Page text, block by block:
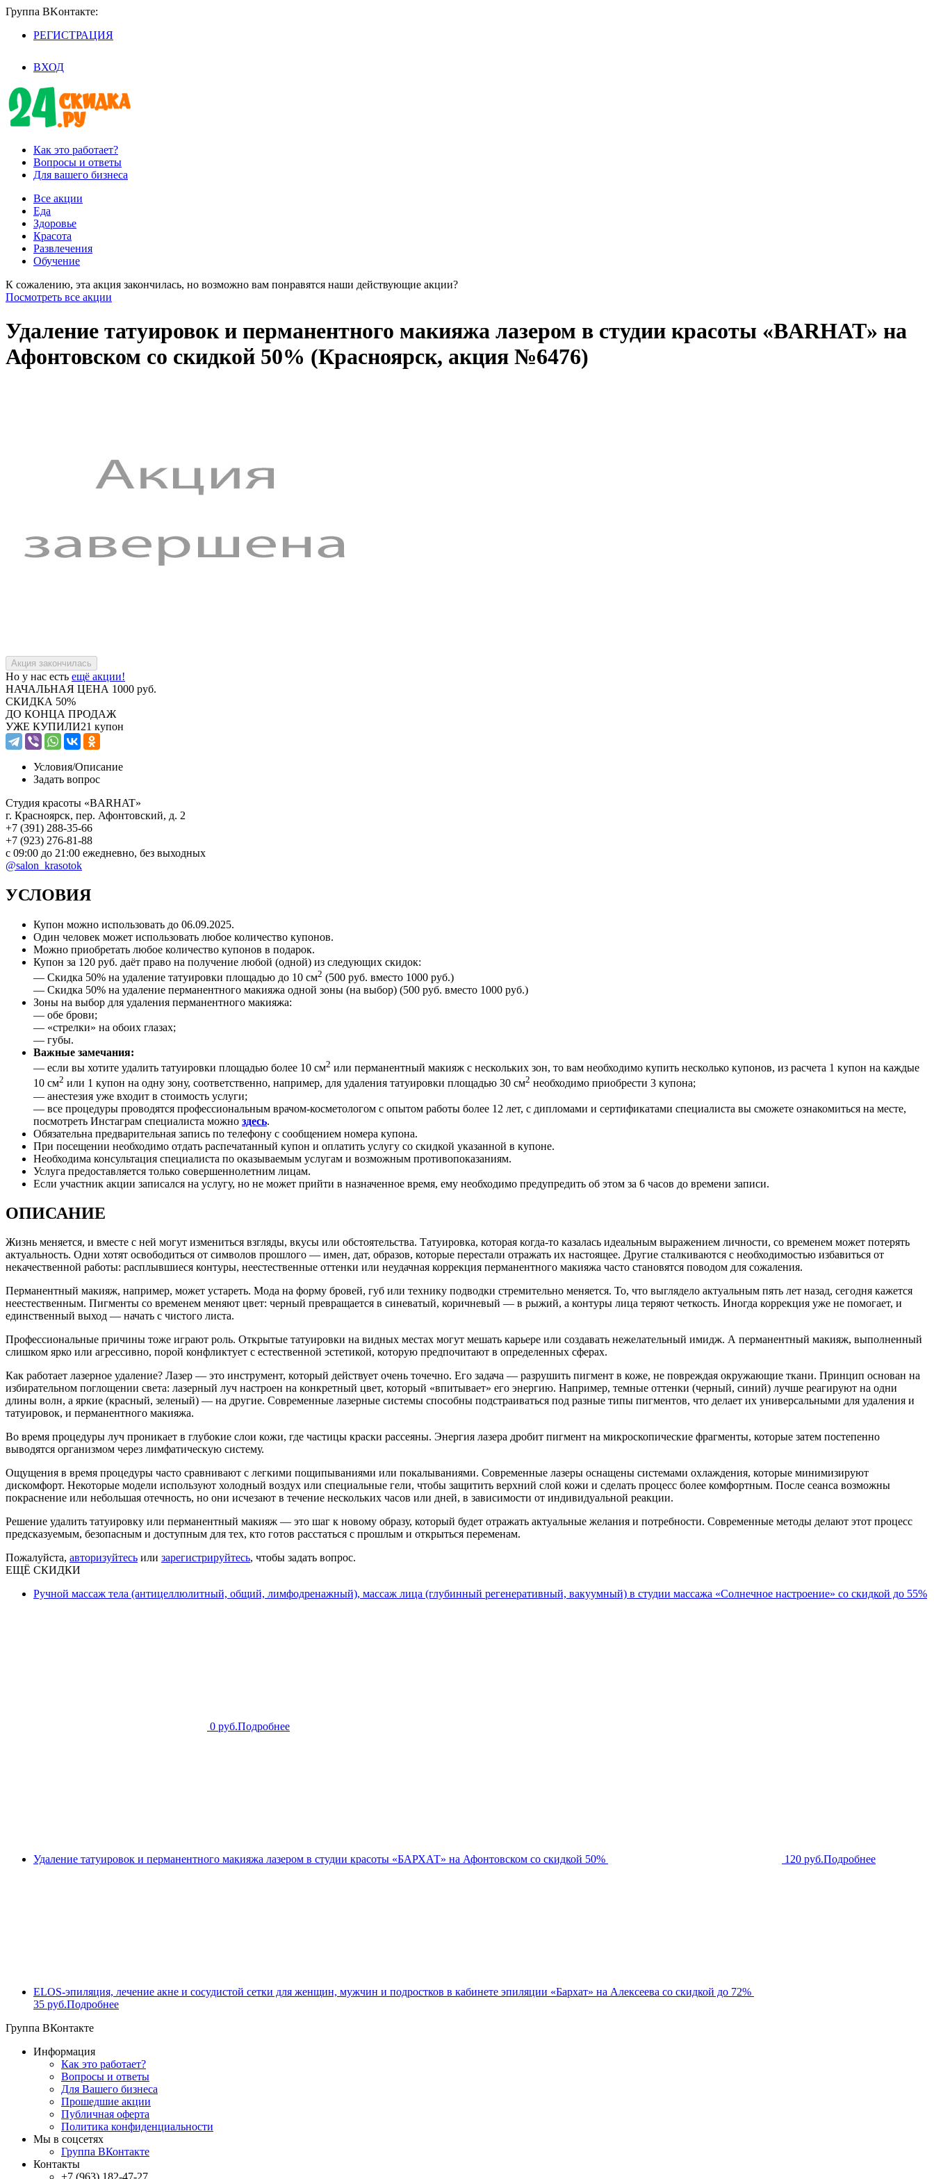
Группа BKoнтaктe:
РЕГИСТРАЦИЯ
ВХОД
Как это работает?
Вопросы и ответы
Для вашего бизнеса
Все акции
Еда
Здоровье
Красота
Развлечения
Обучение
К сожалению, эта акция закончилась, но возможно вам понравятся наши действующие акции?
Посмотреть все акции
Удаление татуировок и перманентного макияжа лазером в студии красоты «BARHAT» на
Афонтовском со скидкой 50% (Красноярск, акция №6476)
Но у нас есть ещё акции!
НАЧАЛЬНАЯ ЦЕНА 1000 руб.
СКИДКА 50%
ДО КОНЦА ПРОДАЖ
УЖЕ КУПИЛИ21 купон
Условия/Описание
Задать вопрос
Студия красоты «BARHAT»
г. Красноярск, пер. Афонтовский, д. 2
+7 (391) 288-35-66
+7 (923) 276-81-88
с 09:00 до 21:00 ежедневно, без выходных
@salon_krasotok
УСЛОВИЯ
Купон можно использовать до 06.09.2025.
Один человек может использовать любое количество купонов.
Можно приобретать любое количество купонов в подарок.
Купон за 120 руб. даёт право на получение любой (одной) из следующих скидок:
— Скидка 50% на удаление татуировки площадью до 10 см2 (500 руб. вместо 1000 руб.)
— Скидка 50% на удаление перманентного макияжа одной зоны (на выбор) (500 руб. вместо 1000 руб.)
Зоны на выбор для удаления перманентного макияжа:
— обе брови;
— «стрелки» на обоих глазах;
— губы.
Важные замечания:
— если вы хотите удалить татуировки площадью более 10 см2 или перманентный макияж с нескольких зон, то вам необходимо купить несколько купонов, из расчета 1 купон на каждые
10 см2 или 1 купон на одну зону, соответственно, например, для удаления татуировки площадью 30 см2 необходимо приобрести 3 купона;
— анестезия уже входит в стоимость услуги;
— все процедуры проводятся профессиональным врачом-косметологом с опытом работы более 12 лет, с дипломами и сертификатами специалиста вы сможете ознакомиться на месте,
посмотреть Инстаграм специалиста можно здесь.
Обязательна предварительная запись по телефону с сообщением номера купона.
При посещении необходимо отдать распечатанный купон и оплатить услугу со скидкой указанной в купоне.
Необходима консультация специалиста по оказываемым услугам и возможным противопоказаниям.
Услуга предоставляется только совершеннолетним лицам.
Если участник акции записался на услугу, но не может прийти в назначенное время, ему необходимо предупредить об этом за 6 часов до времени записи.
ОПИСАНИЕ
Жизнь меняется, и вместе с ней могут измениться взгляды, вкусы или обстоятельства. Татуировка, которая когда-то казалась идеальным выражением личности, со временем может потерять
актуальность. Одни хотят освободиться от символов прошлого — имен, дат, образов, которые перестали отражать их настоящее. Другие сталкиваются с необходимостью избавиться от
некачественной работы: расплывшиеся контуры, неестественные оттенки или неудачная коррекция перманентного макияжа часто становятся поводом для сожаления.
Перманентный макияж, например, может устареть. Мода на форму бровей, губ или технику подводки стремительно меняется. То, что выглядело актуальным пять лет назад, сегодня кажется
неестественным. Пигменты со временем меняют цвет: черный превращается в синеватый, коричневый — в рыжий, а контуры лица теряют четкость. Иногда коррекция уже не помогает, и
единственный выход — начать с чистого листа.
Профессиональные причины тоже играют роль. Открытые татуировки на видных местах могут мешать карьере или создавать нежелательный имидж. А перманентный макияж, выполненный
слишком ярко или агрессивно, порой конфликтует с естественной эстетикой, которую предпочитают в определенных сферах.
Как работает лазерное удаление? Лазер — это инструмент, который действует очень точечно. Его задача — разрушить пигмент в коже, не повреждая окружающие ткани. Принцип основан на
избирательном поглощении света: лазерный луч настроен на конкретный цвет, который «впитывает» его энергию. Например, темные оттенки (черный, синий) лучше реагируют на одни
длины волн, а яркие (красный, зеленый) — на другие. Современные лазерные системы способны подстраиваться под разные типы пигментов, что делает их универсальными для удаления и
татуировок, и перманентного макияжа.
Во время процедуры луч проникает в глубокие слои кожи, где частицы краски рассеяны. Энергия лазера дробит пигмент на микроскопические фрагменты, которые затем постепенно
выводятся организмом через лимфатическую систему.
Ощущения в время процедуры часто сравнивают с легкими пощипываниями или покалываниями. Современные лазеры оснащены системами охлаждения, которые минимизируют
дискомфорт. Некоторые модели используют холодный воздух или специальные гели, чтобы защитить верхний слой кожи и сделать процесс более комфортным. После сеанса возможны
покраснение или небольшая отечность, но они исчезают в течение нескольких часов или дней, в зависимости от индивидуальной реакции.
Решение удалить татуировку или перманентный макияж — это шаг к новому образу, который будет отражать актуальные желания и потребности. Современные методы делают этот процесс
предсказуемым, безопасным и доступным для тех, кто готов расстаться с прошлым и открыться переменам.
Пожалуйста, авторизуйтесь или зарегистрируйтесь, чтобы задать вопрос.
ЕЩЁ СКИДКИ
Ручной массаж тела (антицеллюлитный, общий, лимфодренажный), массаж лица (глубинный регенеративный, вакуумный) в студии массажа «Солнечное настроение» со скидкой до 55%
0 руб.Подробнее
Удаление татуировок и перманентного макияжа лазером в студии красоты «БАРХАТ» на Афонтовском со скидкой 50% 120 руб.Подробнее
ELOS-эпиляция, лечение акне и сосудистой сетки для женщин, мужчин и подростков в кабинете эпиляции «Бархат» на Алексеева со скидкой до 72%
35 руб.Подробнее
Группа ВКонтакте
Информация
Как это работает?
Вопросы и ответы
Для Вашего бизнеса
Прошедшие акции
Публичная оферта
Политика конфиденциальности
Мы в соцсетях
Группа ВКонтакте
Контакты